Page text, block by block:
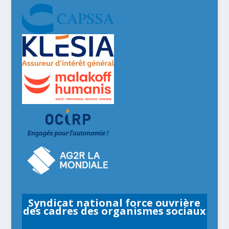
Syndicat national force ouvrière
des cadres des organismes sociaux